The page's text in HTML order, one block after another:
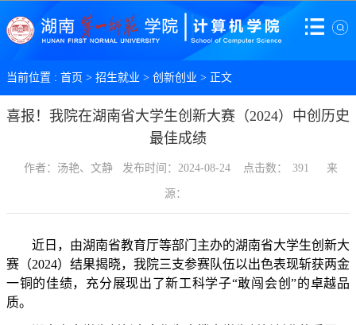
当前位置 : 首页 > 招生就业 > 创新创业 > 正文
喜报！我院在湖南省大学生创新大赛（2024）中创历史
最佳成绩
作者：汤艳、文静 发布时间：2024-08-24 点击数： 391 来
源：
近日，由湖南省教育厅等部门主办的湖南省大学生创新大
赛（2024）结果揭晓， 我院三支参赛队伍以出色表现斩获两金
一铜的佳绩，充分展现出了新工科学子“敢闯会创”的卓越品
质。